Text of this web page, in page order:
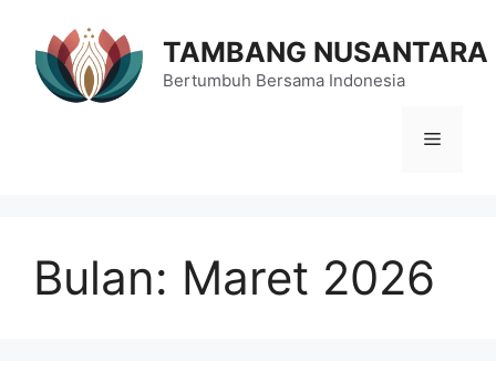
TAMBANG NUSANTARA
Bertumbuh Bersama Indonesia
Menu
Bulan: Maret 2026